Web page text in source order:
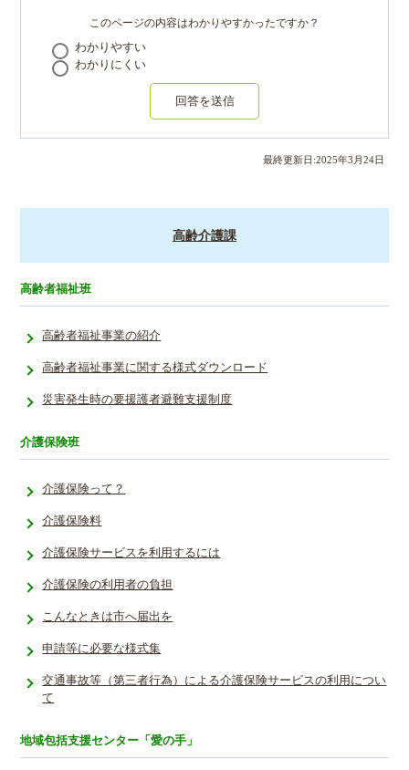
このページの内容はわかりやすかったですか？
わかりやすい
わかりにくい
回答を送信
最終更新日:2025年3 月 24日
高齢介護課
高齢者福祉班
高齢者福祉事業の紹介
高齢者福祉事業に関する様式ダウンロード
災害発生時の要援護者避難支援制度
介護保険班
介護保険って？
介護保険料
介護保険サービスを利用するには
介護保険の利用者の負担
こんなときは市へ届出を
申請等に必要な様式集
交通事故等（第三者行為）による介護保険サービスの利用につい
て
地域包括支援センター「愛の手」